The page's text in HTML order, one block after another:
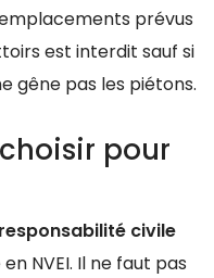
prévus
est interdit sauf si
gêne pas les piétons.
pour
civile
NVEI. Il ne faut pas